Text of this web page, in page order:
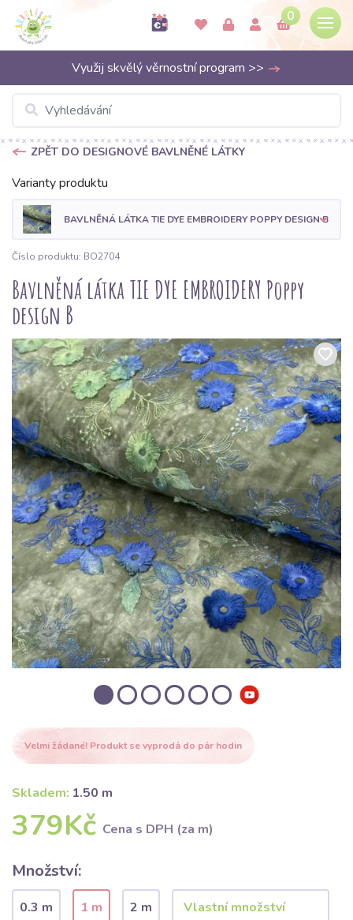
0
Využij skvělý věrnostní program >>
ZPĚT DO DESIGNOVÉ BAVLNĚNÉ LÁTKY
Varianty produktu
BAVLNĚNÁ LÁTKA TIE DYE EMBROIDERY POPPY DESIGN B
Číslo produktu: BO2704
Bavlněná látka TIE DYE EMBROIDERY Poppy
design B
Velmi žádané! Produkt se vyprodá do pár hodin
Skladem: 1.50 m
379Kč Cena s DPH (za m)
Množství:
0.3 m 1 m
2 m